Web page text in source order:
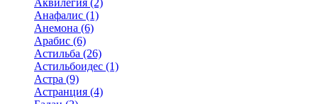
Аквилегия (2)
Анафалис (1)
Анемона (6)
Арабис (6)
Астильба (26)
Астильбоидес (1)
Астра (9)
Астранция (4)